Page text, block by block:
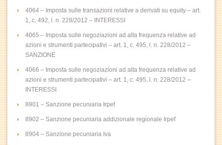
4064 – Imposta sulle transazioni relative a derivati su equity – art.
1, c. 492, l. n. 228/2012 – INTERESSI
4065 – Imposta sulle negoziazioni ad alta frequenza relative ad
azioni e strumenti partecipativi – art. 1, c. 495, l. n. 228/2012 –
SANZIONE
4066 – Imposta sulle negoziazioni ad alta frequenza relative ad
azioni e strumenti partecipativi – art. 1, c. 495, l. n. 228/2012 –
INTERESSI
8901 – Sanzione pecuniaria Irpef
8902 – Sanzione pecuniaria addizionale regionale Irpef
8904 – Sanzione pecuniaria Iva